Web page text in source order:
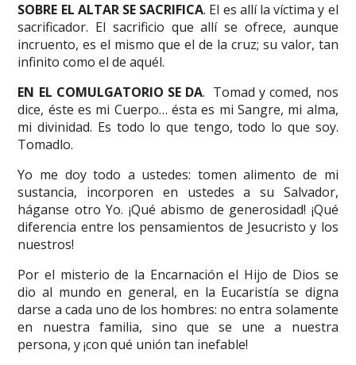
SOBRE EL ALTAR SE SACRIFICA. El es allí la víctima y el
sacrificador. El sacrificio que allí se ofrece, aunque
incruento, es el mismo que el de la cruz; su valor, tan
infinito como el de aquél.
EN EL COMULGATORIO SE DA. Tomad y comed, nos
dice, éste es mi Cuerpo… ésta es mi Sangre, mi alma,
mi divinidad. Es todo lo que tengo, todo lo que soy.
Tomadlo.
Yo me doy todo a ustedes: tomen alimento de mi
sustancia, incorporen en ustedes a su Salvador,
háganse otro Yo. ¡Qué abismo de generosidad! ¡Qué
diferencia entre los pensamientos de Jesucristo y los
nuestros!
Por el misterio de la Encarnación el Hijo de Dios se
dio al mundo en general, en la Eucaristía se digna
darse a cada uno de los hombres: no entra solamente
en nuestra familia, sino que se une a nuestra
persona, y ¡con qué unión tan inefable!